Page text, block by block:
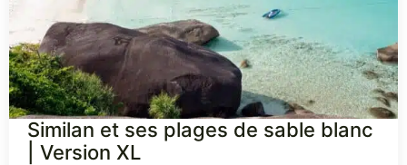
Similan et ses plages de sable blanc
| Version XL